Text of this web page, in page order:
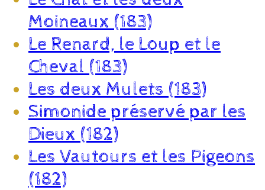
Moineaux (183)
Le Renard, le Loup et le
Cheval (183)
Les deux Mulets (183)
Simonide préservé par les
Dieux (182)
Les Vautours et les Pigeons
(182)